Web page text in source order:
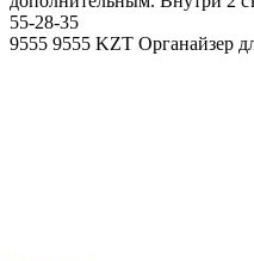
55-28-35
9555 9555 KZT Органайзер